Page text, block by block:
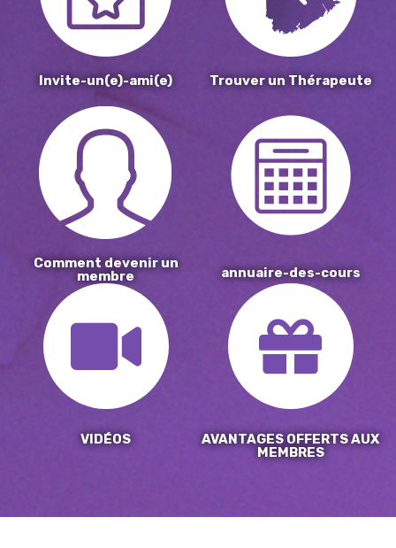
Invite-un(e)-ami(e) Trouver un Thérapeute
Comment devenir un
membre
annuaire-des-cours
VIDÉOS
AVANTAGES OFFERTS AUX
MEMBRES